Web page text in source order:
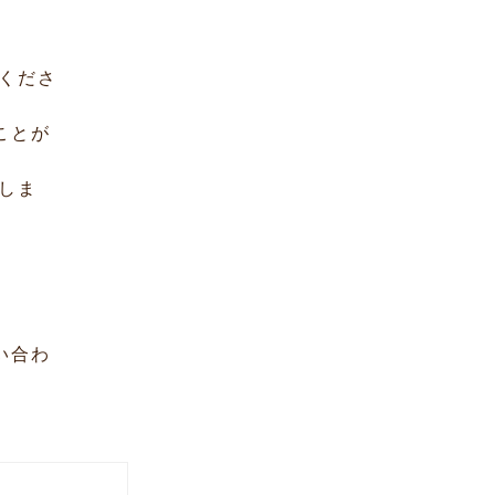
ださ
とが
ま
合わ